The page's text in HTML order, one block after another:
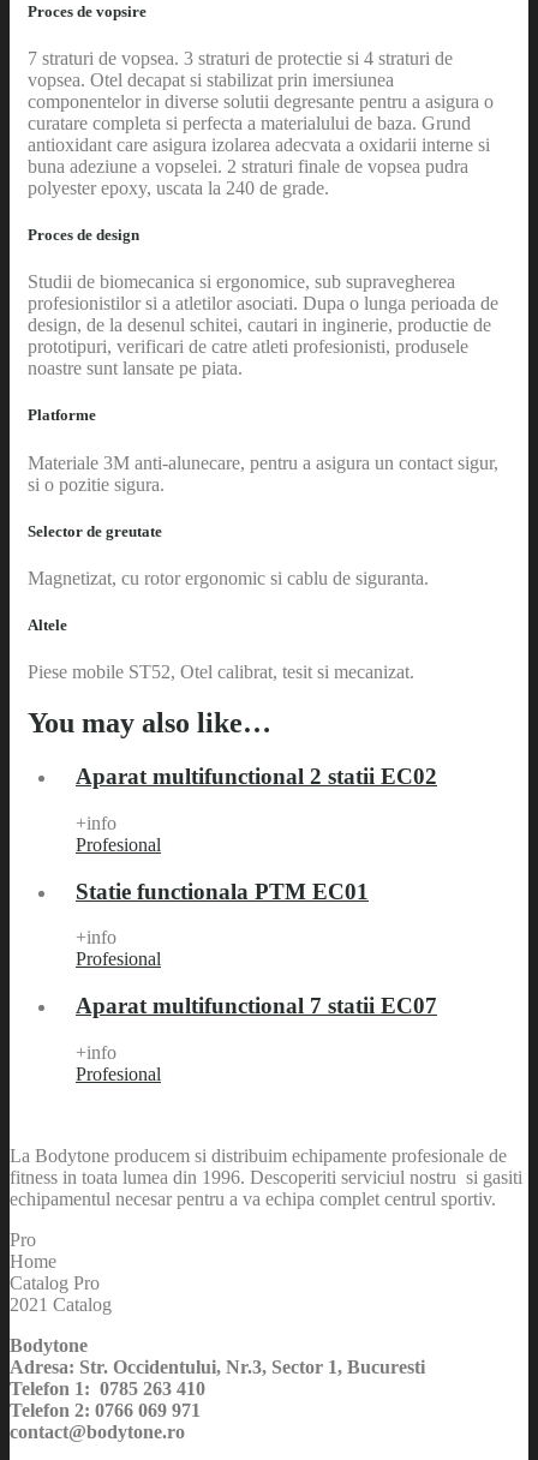
Proces de vopsire
7 straturi de vopsea. 3 straturi de protectie si 4 straturi de
vopsea. Otel decapat si stabilizat prin imersiunea
componentelor in diverse solutii degresante pentru a asigura o
curatare completa si perfecta a materialului de baza. Grund
antioxidant care asigura izolarea adecvata a oxidarii interne si
buna adeziune a vopselei. 2 straturi finale de vopsea pudra
polyester epoxy, uscata la 240 de grade.
Proces de design
Studii de biomecanica si ergonomice, sub supravegherea
profesionistilor si a atletilor asociati. Dupa o lunga perioada de
design, de la desenul schitei, cautari in inginerie, productie de
prototipuri, verificari de catre atleti profesionisti, produsele
noastre sunt lansate pe piata.
Platforme
Materiale 3M anti-alunecare, pentru a asigura un contact sigur,
si o pozitie sigura.
Selector de greutate
Magnetizat, cu rotor ergonomic si cablu de siguranta.
Altele
Piese mobile ST52, Otel calibrat, tesit si mecanizat.
You may also like…
Aparat multifunctional 2 statii EC02
+info
Profesional
Statie functionala PTM EC01
+info
Profesional
Aparat multifunctional 7 statii EC07
+info
Profesional
La Bodytone producem si distribuim echipamente profesionale de
fitness in toata lumea din 1996. Descoperiti serviciul nostru si gasiti
echipamentul necesar pentru a va echipa complet centrul sportiv.
Pro
Home
Catalog Pro
2021 Catalog
Bodytone
Adresa: Str. Occidentului, Nr.3, Sector 1, Bucuresti
Telefon 1: 0785 263 410
Telefon 2: 0766 069 971
contact@bodytone.ro